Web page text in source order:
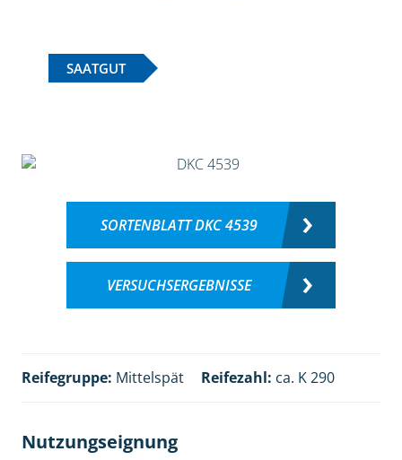
SAATGUT
SORTENBLATT DKC 4539
VERSUCHSERGEBNISSE
Reifegruppe: Mittelspät Reifezahl: ca. K 290
Nutzungseignung